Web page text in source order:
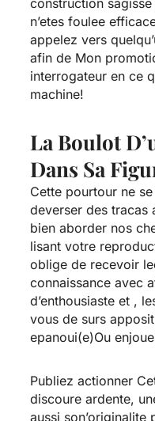
n’etes foulee
appelez vers
afin de Mon
interrogateur en ce
machine!
La Boulot
Dans Sa
Cette pourtour ne
deverser des tracas
bien aborder nos
lisant votre
oblige de recevoir
connaissance avec
d’enthousiaste et ,
vous de surs
epanoui(e)Ou
Publiez actionner
discoure ardente,
aussi